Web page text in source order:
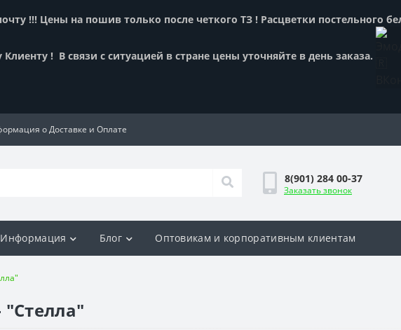
!!! Цены на пошив только после четкого ТЗ ! Расцветки постельного
! В связи с ситуацией в стране цены уточняйте в день заказа.
о Доставке и Оплате
8(901) 284 00-37
Заказать звонок
Информация Блог Оптовикам и корпоративным клиентам
"Стелла"